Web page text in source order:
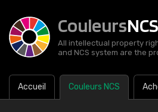
CouleursNCS
All intellectual property
and NCS system are the
Accueil Couleurs NCS